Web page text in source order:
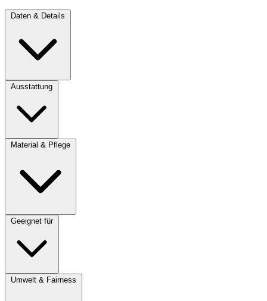
Daten & Details
Ausstattung
Material & Pflege
Geeignet für
Umwelt & Fairness